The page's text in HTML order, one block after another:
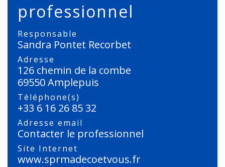
professionnel
Responsable
Sandra Pontet Recorbet
Adresse
126 chemin de la combe
69550 Amplepuis
Téléphone(s)
+33 6 16 26 85 32
Adresse email
Contacter le professionnel
Site Internet
www.sprmadecoetvous.fr